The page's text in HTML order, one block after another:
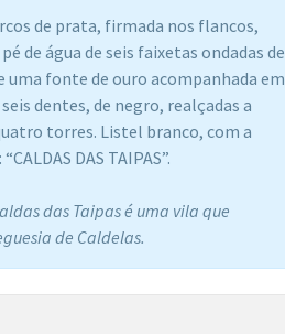
de prata, firmada nos flancos,
de água de seis faixetas ondadas de
fonte de ouro acompanhada em
dentes, de negro, realçadas a
torres. Listel branco, com a
DAS TAIPAS”.
das Taipas é uma vila que
de Caldelas.